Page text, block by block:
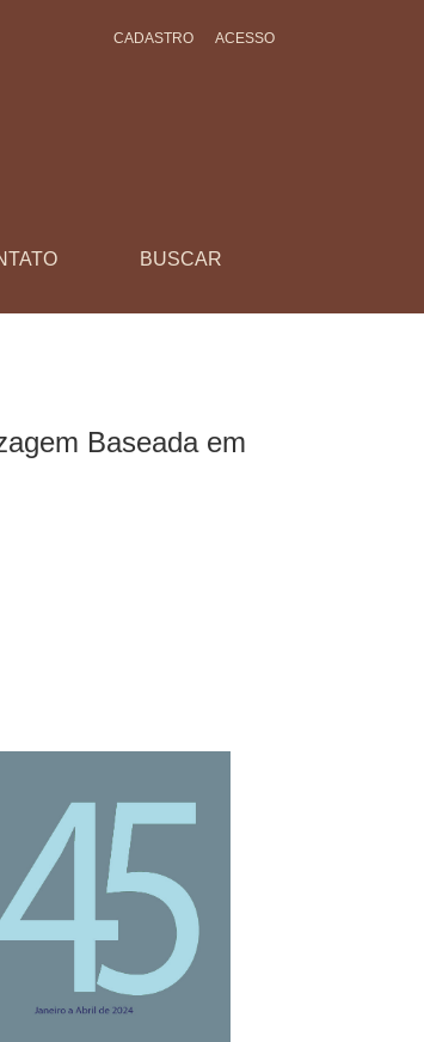
BUSCAR
CADASTRO ACESSO
Baseada em